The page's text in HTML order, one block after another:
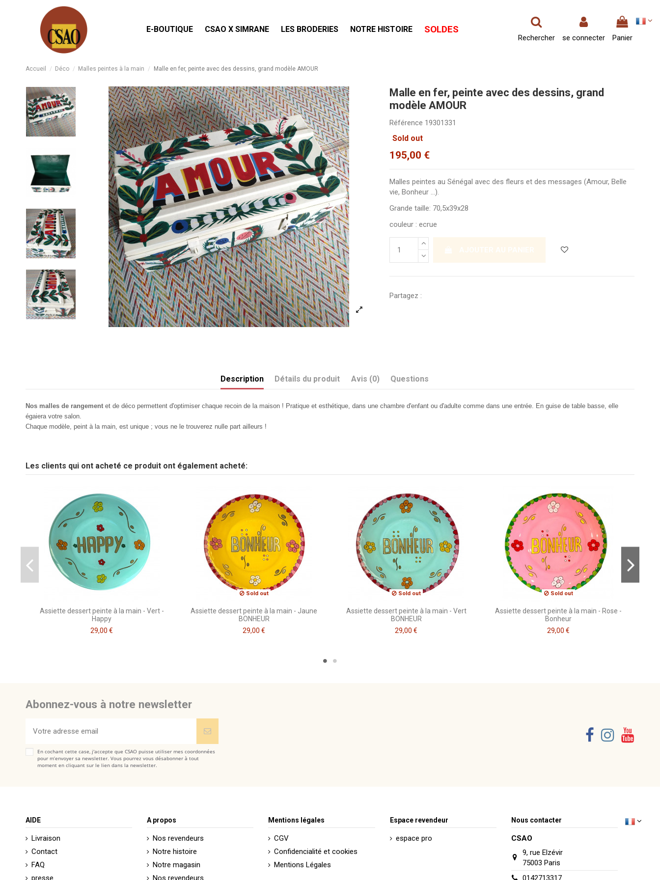
E-BOUTIQUE CSAO X SIMRANE LES BRODERIES NOTRE HISTOIRE SOLDES
Rechercher se connecter Panier
Accueil Déco Malles peintes à la main Malle en fer, peinte avec des dessins, grand modèle AMOUR
Malle en fer, peinte avec des dessins, grand
modèle AMOUR
Référence 19301331
Sold out
195,00 €
Malles peintes au Sénégal avec des fleurs et des messages (Amour, Belle
vie, Bonheur ...).
Grande taille: 70,5x39x28
couleur : ecrue
Partagez :
Description Détails du produit Avis (0) Questions
Nos malles de rangement et de déco permettent d'optimiser chaque recoin de la maison ! Pratique et esthétique, dans une chambre d'enfant ou d'adulte comme dans une entrée. En guise de table basse, elle
égaiera votre salon.
Chaque modèle, peint à la main, est unique ; vous ne le trouverez nulle part ailleurs !
Soyez le premier à poser une question sur ce produit !
Les clients qui ont acheté ce produit ont également acheté:
Assiette dessert peinte à la main - Vert -
Happy
29,00 €
Sold out
Assiette dessert peinte à la main - Jaune
BONHEUR
29,00 €
Sold out
Assiette dessert peinte à la main - Vert
BONHEUR
29,00 €
Sold out
Assiette dessert peinte à la main - Rose -
Bonheur
29,00 €
Abonnez-vous à notre newsletter
En cochant cette case, j'accepte que CSAO puisse utiliser mes coordonnées
pour m’envoyer sa newsletter. Vous pourrez vous désabonner à tout
moment en cliquant sur le lien dans la newsletter.
AIDE
Livraison
Contact
FAQ
A propos
Nos revendeurs
Notre histoire
Notre magasin
Mentions légales
CGV
Confidencialité et cookies
Mentions Légales
Espace revendeur
espace pro
Nous contacter
CSAO
9, rue Elzévir
75003 Paris